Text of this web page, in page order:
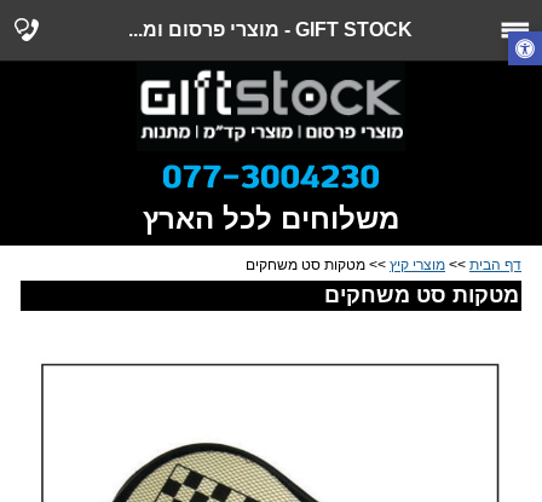
GIFT STOCK - מוצרי פרסום ומ...
משלוחים לכל הארץ
דף הבית >> מוצרי קיץ >> מטקות סט משחקים
מטקות סט משחקים